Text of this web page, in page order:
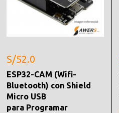
S/52.0
ESP32-CAM (Wifi-
Bluetooth) con Shield
Micro USB
para Programar